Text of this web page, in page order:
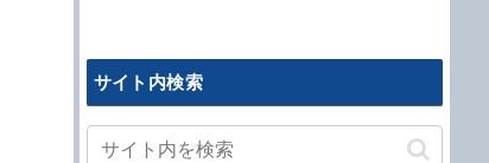
サイト内検索